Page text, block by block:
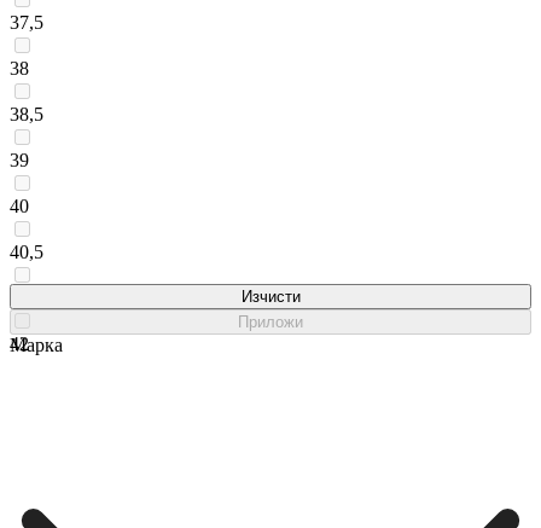
37,5
38
38,5
39
40
40,5
42
Изчисти
Приложи
Марка